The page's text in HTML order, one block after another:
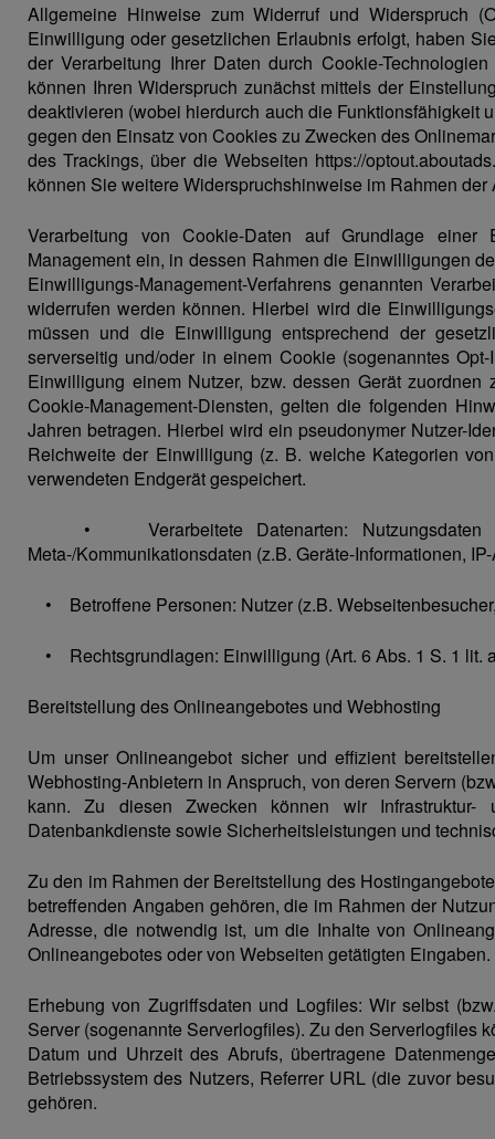
Allgemeine Hinweise zum Widerruf und Widerspruch
Einwilligung oder gesetzlichen Erlaubnis erfolgt, haben
der Verarbeitung Ihrer Daten durch Cookie-
können Ihren Widerspruch zunächst mittels der
deaktivieren (wobei hierdurch auch die Funktionsfähigkeit
gegen den Einsatz von Cookies zu Zwecken des
des Trackings, über die Webseiten https://
können Sie weitere Widerspruchshinweise im Rahmen
Verarbeitung von Cookie-Daten auf Grundlage
Management ein, in dessen Rahmen die Einwilligungen
Einwilligungs-Management-Verfahrens genannten
widerrufen werden können. Hierbei wird die
müssen und die Einwilligung entsprechend der
serverseitig und/oder in einem Cookie (sogenanntes
Einwilligung einem Nutzer, bzw. dessen Gerät
Cookie-Management-Diensten, gelten die folgenden
Jahren betragen. Hierbei wird ein pseudonymer Nutzer-
Reichweite der Einwilligung (z. B. welche Kategorien
verwendeten Endgerät gespeichert.
• Verarbeitete Datenarten: Nutzungsdaten
Meta-/Kommunikationsdaten (z.B. Geräte-Informationen,
• Betroffene Personen: Nutzer (z.B.
• Rechtsgrundlagen: Einwilligung (Art. 6 Abs. 1 S. 1 lit.
Bereitstellung des Onlineangebotes und Webhosting
Um unser Onlineangebot sicher und effizient
Webhosting-Anbietern in Anspruch, von deren Servern
kann. Zu diesen Zwecken können wir Infrastruktur-
Datenbankdienste sowie Sicherheitsleistungen und
Zu den im Rahmen der Bereitstellung des
betreffenden Angaben gehören, die im Rahmen der
Adresse, die notwendig ist, um die Inhalte von
Onlineangebotes oder von Webseiten getätigten Eingaben.
Erhebung von Zugriffsdaten und Logfiles: Wir selbst
Server (sogenannte Serverlogfiles). Zu den Serverlogfiles
Datum und Uhrzeit des Abrufs, übertragene
Betriebssystem des Nutzers, Referrer URL (die zuvor
gehören.